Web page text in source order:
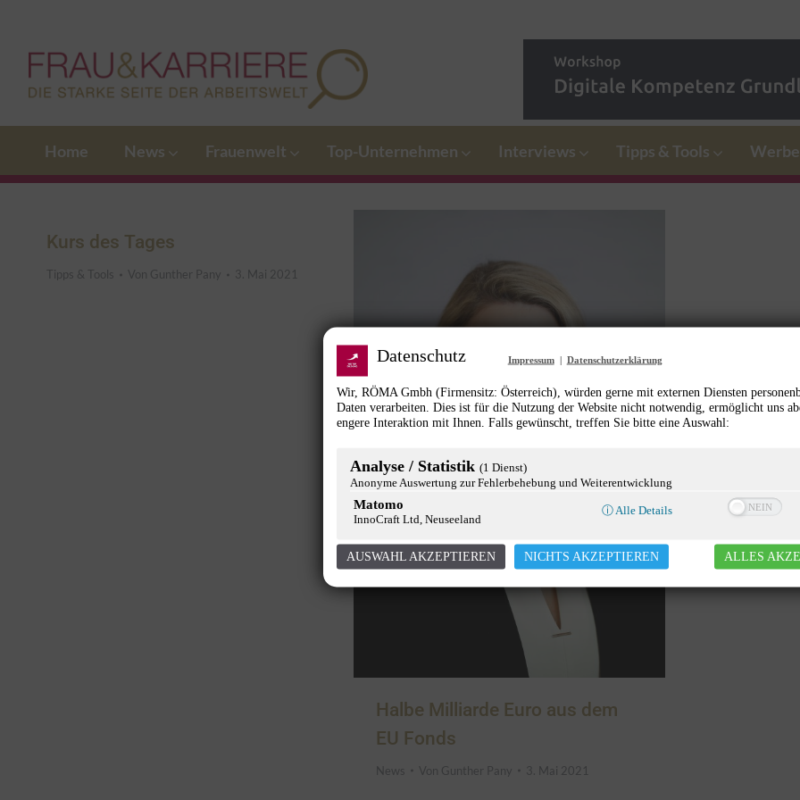
Home News Frauenwelt Top-Unternehmen Interviews Tipps & Tools
Kurs des Tages
Tipps & Tools Von Gunther Pany 3. Mai 2021
Halbe Milliarde Euro aus dem
EU Fonds
News Von Gunther Pany 3. Mai 2021
Datenschutz Impressum | Datenschutzerklärung
Wir, RÖMA Gmbh (Firmensitz: Österreich), würden gerne mit externen Diensten
Daten verarbeiten. Dies ist für die Nutzung der Website nicht notwendig, ermöglicht uns
engere Interaktion mit Ihnen. Falls gewünscht, treffen Sie bitte eine Auswahl:
Analyse / Statistik (1 Dienst)
Anonyme Auswertung zur Fehlerbehebung und Weiterentwicklung
Matomo
InnoCraft Ltd, Neuseeland
ⓘ Alle Details
AUSWAHL AKZEPTIEREN NICHTS AKZEPTIEREN ALLES